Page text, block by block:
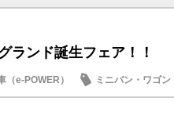
ランド誕生フェア！！
（e-POWER）
ミニバン・ワゴン
示車
日産のお店